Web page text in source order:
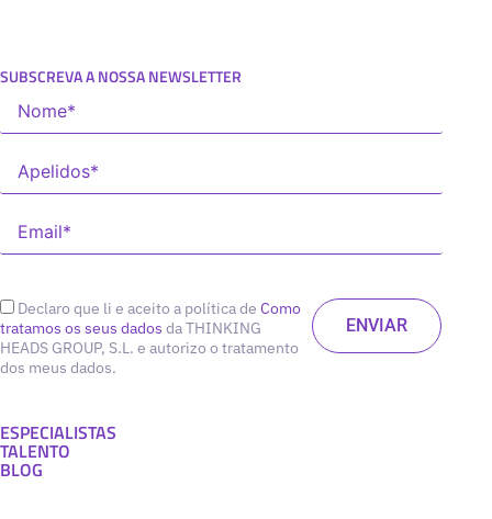
SUBSCREVA A NOSSA NEWSLETTER
Declaro que li e aceito a política de Como
tratamos os seus dados da THINKING
HEADS GROUP, S.L. e autorizo o tratamento
dos meus dados.
ESPECIALISTAS
TALENTO
BLOG